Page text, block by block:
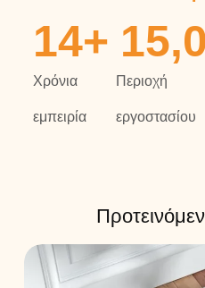
Χρόνια
εμπειρία
14+
Περιοχή
εργοστασίου